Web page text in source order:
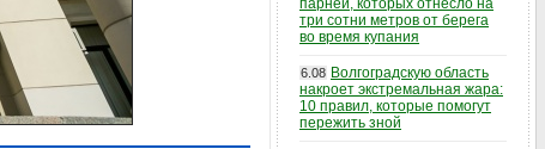
парней, которых отнесло на
три сотни метров от берега
во время купания
6.08 Волгоградскую область
накроет экстремальная жара:
10 правил, которые помогут
пережить зной